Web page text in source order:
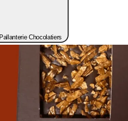
Chocolatiers